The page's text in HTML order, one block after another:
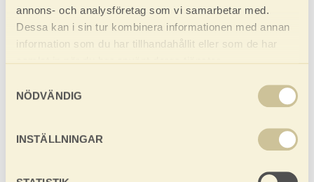
annons- och analysföretag som vi samarbetar med.
Dessa kan i sin tur kombinera informationen med annan
information som du har tillhandahållit eller som de har
samlat in när du har använt deras tjänster.
NÖDVÄNDIG
INSTÄLLNINGAR
HUSTYP
5-9 kvm
VISAR (62)